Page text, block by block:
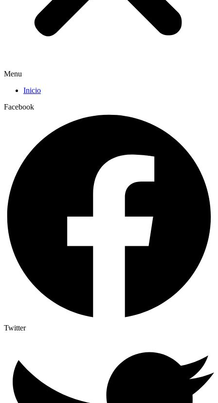
Menu
Inicio
Facebook
Twitter